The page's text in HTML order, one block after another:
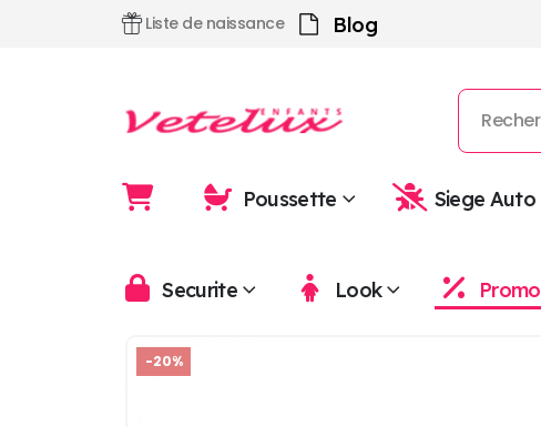
Liste de naissance Blog
Poussette Siege Auto
Securite Look Promo
-20%